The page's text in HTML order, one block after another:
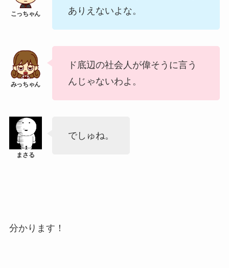
ありえないよな。
ド底辺の社会人が偉そうに言う
んじゃないわよ。
でしゅね。
分かります！